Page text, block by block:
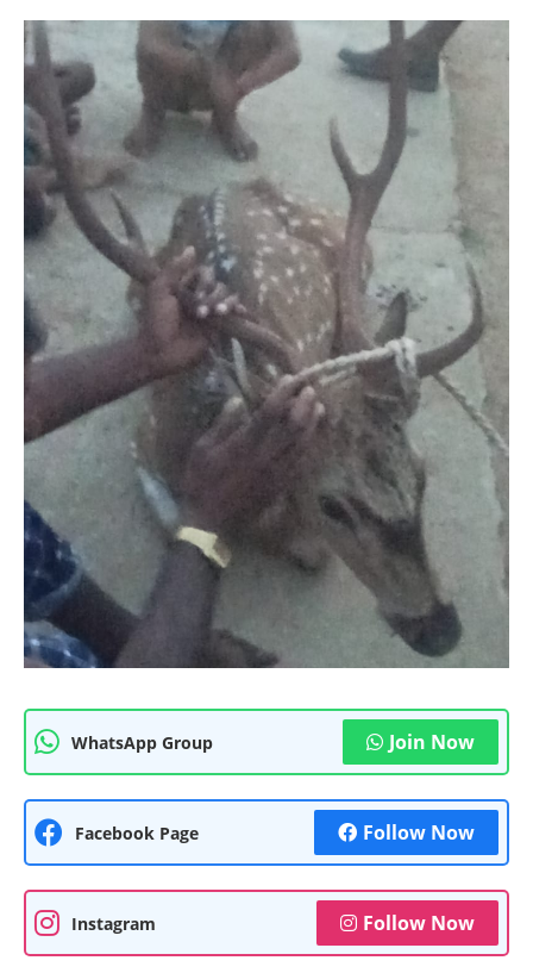
WhatsApp Group Join Now
Facebook Page Follow Now
Instagram Follow Now